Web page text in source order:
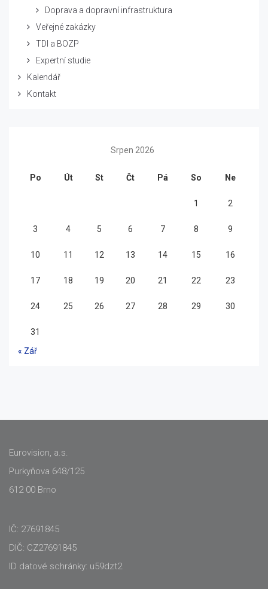
Doprava a dopravní infrastruktura
Veřejné zakázky
TDI a BOZP
Expertní studie
Kalendář
Kontakt
Srpen 2026
Po Út St Čt Pá So Ne
1 2
3 4 5 6 7 8 9
10 11 12 13 14 15 16
17 18 19 20 21 22 23
24 25 26 27 28 29 30
31
« Zář
Eurovision, a.s.
Purkyňova 648/125
612 00 Brno
IČ: 27691845
DIČ: CZ27691845
ID datové schránky: u59dzt2